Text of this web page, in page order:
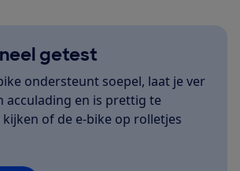
getest
ondersteunt soepel, laat je ver
acculading en is prettig te
kijken of de e-bike op rolletjes